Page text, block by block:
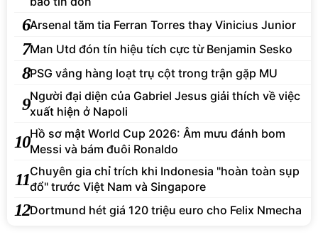
6Arsenal tăm tia Ferran Torres thay Vinicius Junior
7Man Utd đón tín hiệu tích cực từ Benjamin Sesko
8PSG vắng hàng loạt trụ cột trong trận gặp MU
9Người đại diện của Gabriel Jesus giải thích về việc
xuất hiện ở Napoli
10Hồ sơ mật World Cup 2026: Âm mưu đánh bom
Messi và bám đuôi Ronaldo
11Chuyên gia chỉ trích khi Indonesia "hoàn toàn sụp
đổ" trước Việt Nam và Singapore
12Dortmund hét giá 120 triệu euro cho Felix Nmecha